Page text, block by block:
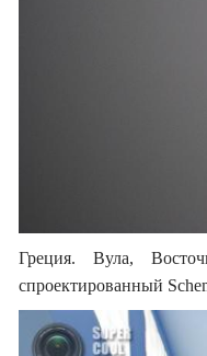
Греция. Вула,
спроектированный